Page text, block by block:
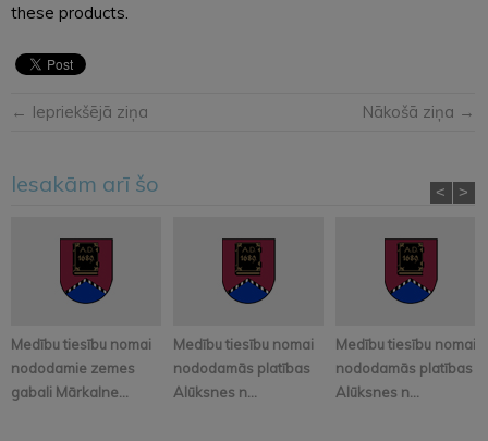
these products.
← Iepriekšējā ziņa Nākošā ziņa →
Iesakām arī šo
Medību tiesību nomai
nododamie zemes
gabali Mārkalne...
Medību tiesību nomai
nododamās platības
Alūksnes n...
Medību tiesību nomai
nododamās platības
Alūksnes n...
< >